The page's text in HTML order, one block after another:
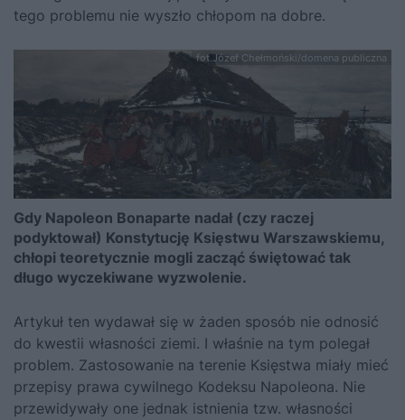
tego problemu nie wyszło chłopom na dobre.
fot.Józef Chełmoński/domena publiczna
Gdy Napoleon Bonaparte nadał (czy raczej
podyktował) Konstytucję Księstwu Warszawskiemu,
chłopi teoretycznie mogli zacząć świętować tak
długo wyczekiwane wyzwolenie.
Artykuł ten wydawał się w żaden sposób nie odnosić
do kwestii własności ziemi. I właśnie na tym polegał
problem. Zastosowanie na terenie Księstwa miały mieć
przepisy prawa cywilnego Kodeksu Napoleona. Nie
przewidywały one jednak istnienia tzw. własności